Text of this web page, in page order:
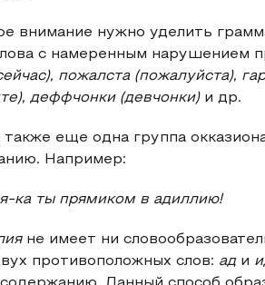
внимание нужно уделить
с намеренным нарушением
пожалста (пожалуйста),
деффчонки (девчонки)и др.
также еще одна группа
Например:
ка ты прямиком в адиллию!
не имеет ни
противоположных слов: ади